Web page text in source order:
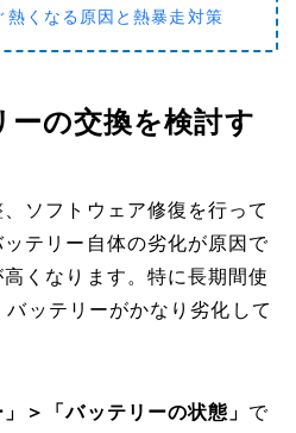
熱くなる原因と熱暴走対策
ーの交換を検討す
ソフトウェア修復を行って
テリー自体の劣化が原因で
くなります。特に長期間使
ッテリーがかなり劣化して
＞「バッテリーの状態」 で